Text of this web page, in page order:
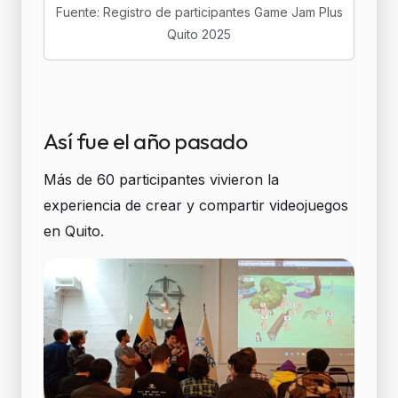
Fuente: Registro de participantes Game Jam Plus
Quito 2025
Así fue el año pasado
Más de 60 participantes vivieron la
experiencia de crear y compartir videojuegos
en Quito.